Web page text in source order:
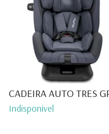
CADEIRA AUTO TRES
Indisponível